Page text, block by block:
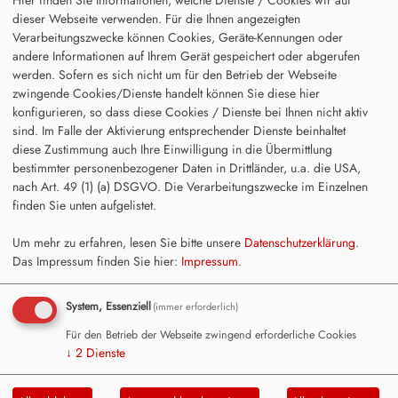
Heute:
84
Online:
2
Kalenderblock-Block-Heute
Alle Termine öffnen.
01.09.2026, 17:00 Uhr - 18:30 UhrAntikriegstag
Gedenkstätte in Tailfingen/ Hailfingen
Bitte dieses Adresse zur Anfahrt verwenden
Dokumentationszentrums der KZ-Gedenkst …
26.09.2026, 11:55 Uhr - 15:00 Uhr
den Gewerkschaften
Alle Termine
dieser Webseite verwenden. Für die Ihnen angezeigten
Verarbeitungszwecke können Cookies, Geräte-Kennungen oder
andere Informationen auf Ihrem Gerät gespeichert oder abgerufen
werden. Sofern es sich nicht um für den Betrieb der Webseite
zwingende Cookies/Dienste handelt können Sie diese hier
konfigurieren, so dass diese Cookies / Dienste bei Ihnen nicht aktiv
sind. Im Falle der Aktivierung entsprechender Dienste beinhaltet
diese Zustimmung auch Ihre Einwilligung in die Übermittlung
bestimmter personenbezogener Daten in Drittländer, u.a. die USA,
nach Art. 49 (1) (a) DSGVO. Die Verarbeitungszwecke im Einzelnen
finden Sie unten aufgelistet.
Um mehr zu erfahren, lesen Sie bitte unsere Datenschutzerklärung.
Das Impressum finden Sie hier: Impressum.
System, Essenziell(immer erforderlich)
Für den Betrieb der Webseite zwingend erforderliche Cookies
↓ 2 Dienste